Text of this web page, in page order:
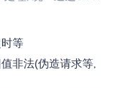
等
非法(伪造请求等,